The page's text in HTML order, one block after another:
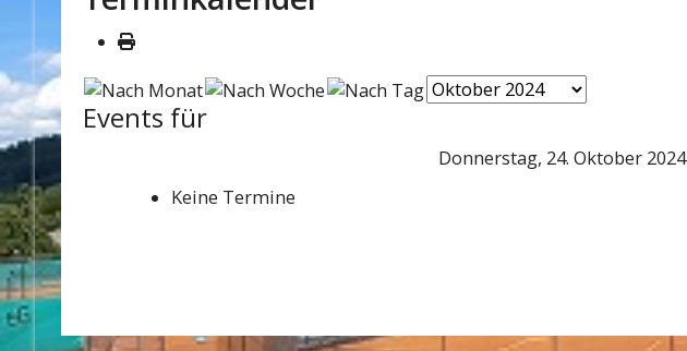
Events für
Donnerstag, 24. Oktober 2024
Keine Termine